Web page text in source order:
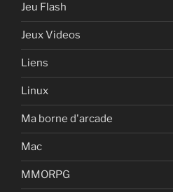
Jeu Flash
Jeux Videos
Liens
Linux
Ma borne d'arcade
Mac
MMORPG